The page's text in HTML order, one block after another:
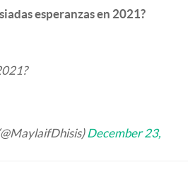
esperanzas en 2021?
December 23,